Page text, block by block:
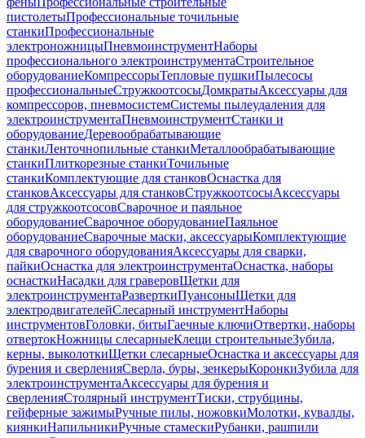
пистолетыПрофессиональные точильные
станкиПрофессиональные
электроножницыПневмоинструментНаборы
профессионального электроинструментаСтроительное
оборудованиеКомпрессорыТепловые пушкиПылесосы
профессиональныеСтружкоотсосыДомкратыАксессуары для
компрессоров, пневмосистемСистемы пылеудаления для
электроинструментаПневмоинструментСтанки и
оборудованиеДеревообрабатывающие
станкиЛенточнопильные станкиМеталлообрабатывающие
станкиПлиткорезные станкиТочильные
станкиКомплектующие для станковОснастка для
станковАксессуары для станковСтружкоотсосыАксессуары
для стружкоотсосовСварочное и паяльное
оборудованиеСварочное оборудованиеПаяльное
оборудованиеСварочные маски, аксессуарыКомплектующие
для сварочного оборудованияАксессуары для сварки,
пайкиОснастка для электроинструментаОснастка, наборы
оснасткиНасадки для граверовЩетки для
электроинструментаРазверткиПуансоныЩетки для
электродвигателейСлесарный инструментНаборы
инструментовГоловки, битыГаечные ключиОтвертки, наборы
отвертокНожницы слесарныеКлещи строительныеЗубила,
керны, выколоткиЩетки слесарныеОснастка и аксессуары для
бурения и сверленияСверла, буры, зенкерыКоронкиЗубила для
электроинструментаАксессуары для бурения и
сверленияСтолярный инструментТиски, струбцины,
гейферные зажимыРучные пилы, ножовкиМолотки, кувалды,
киянкиНапильникиРучные стамескиРубанки, рашпили